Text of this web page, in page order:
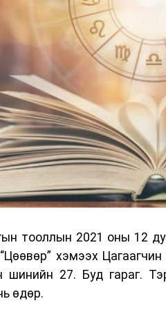
тооллын 2021 оны 12
хэмээх
шинийн 27. Буд гараг.
өдөр.